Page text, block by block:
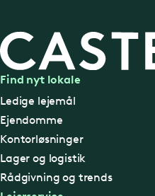
Find nyt lokale
Ledige lejemål
Ejendomme
Kontorløsninger
Lager og logistik
Rådgivning og trends